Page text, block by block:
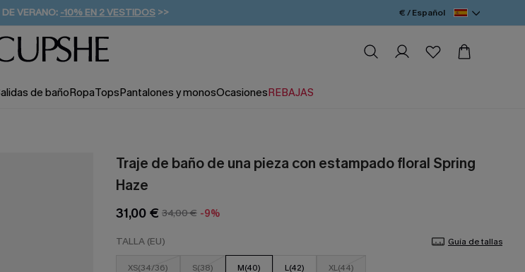
VERANO: -10% EN 2 VESTIDOS >>
& GANAR -10% EXTRA!
A PARTIR DE 49 € >>
€ / Español
de bañoRopaTopsPantalones y monosOcasionesREBAJAS
Traje de baño de una pieza con estampado floral Spring
Haze
31,00 € 34,00 € -9%
TALLA (EU) Guía de tallas
XS(34/36) S(38) M(40) L(42) XL(44)